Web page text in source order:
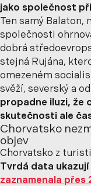
jako společnost
Ten samý
společnosti
dobrá
stejná Rujána,
omezeném
svěží, severský a
propadne iluzi, že
skutečnosti ale
Chorvatsko
objev
Chorvatsko z
Tvrdá data
zaznamenala přes